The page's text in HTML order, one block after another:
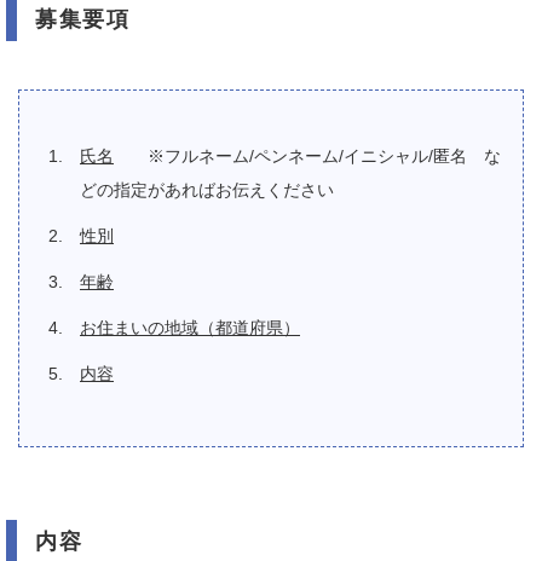
募集要項
氏名
※フルネーム/ペンネーム/イニシャル/匿名 な
どの指定があればお伝えください
性別
年齢
お住まいの地域（都道府県）
内容
内容